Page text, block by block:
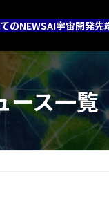
のNEWSAI宇宙開発先
ース一覧